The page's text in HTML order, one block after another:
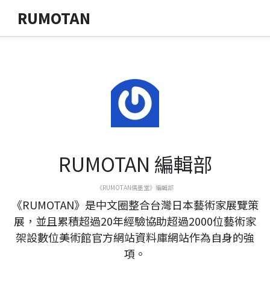
RUMOTAN
RUMOTAN 編輯部
《RUMOTAN儒墨堂》編輯部
《RUMOTAN》是中文圈整合台灣日本藝術家展覽策
展，並且累積超過20年經驗協助超過2000位藝術家
架設數位美術館官方網站資料庫網站作為自身的強
項。